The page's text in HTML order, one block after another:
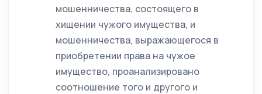
мошенничества, состоящего в
хищении чужого имущества, и
мошенничества, выражающегося в
приобретении права на чужое
имущество, проанализировано
соотношение того и другого и